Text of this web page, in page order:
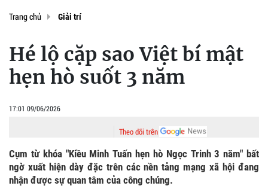
Trang chủ Giải trí
Hé lộ cặp sao Việt bí mật
hẹn hò suốt 3 năm
17:01 09/06/2026
Theo dõi trên
Cụm từ khóa "Kiều Minh Tuấn hẹn hò Ngọc Trinh 3 năm" bất
ngờ xuất hiện dày đặc trên các nền tảng mạng xã hội đang
nhận được sự quan tâm của công chúng.